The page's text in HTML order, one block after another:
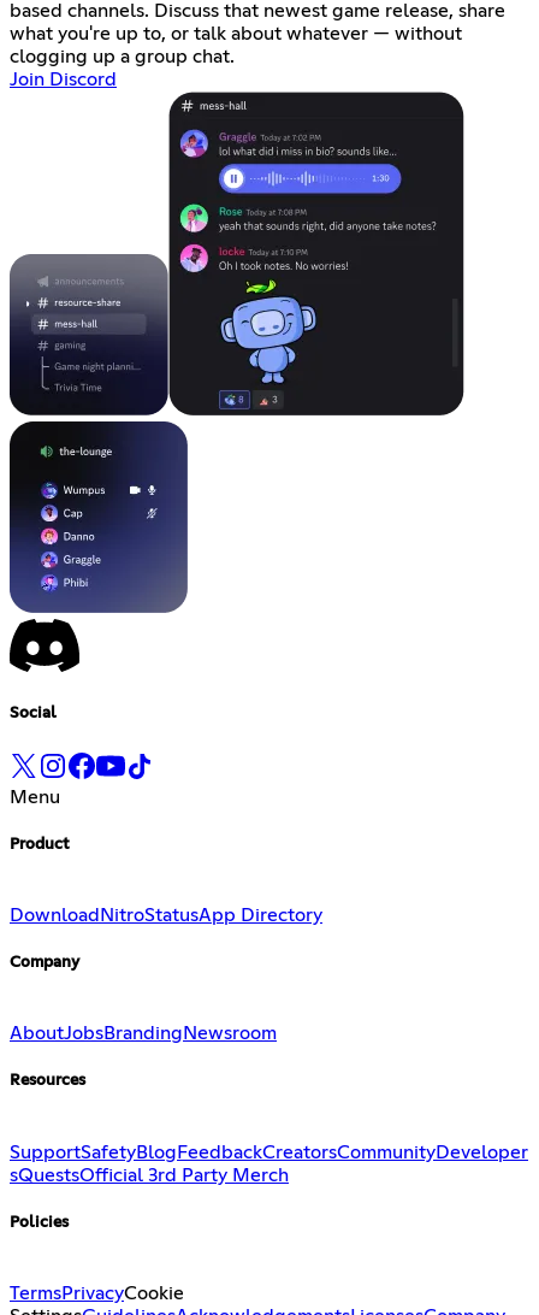
based channels. Discuss that newest game release, share
what you're up to, or talk about whatever — without
clogging up a group chat.
Join Discord
Social
Menu
Product
Download NitroStatusApp Directory
Company
AboutJobsBranding Newsroom
Resources
SupportSafetyBlog FeedbackCreatorsCommunityDeveloper
sQuestsOfficial 3rd Party Merch
Policies
TermsPrivacyCookie